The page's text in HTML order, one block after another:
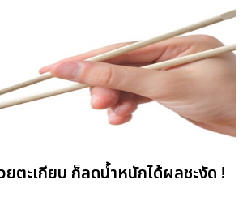
ตะเกียบ ก็ลดน้ำหนักได้ผลชะงัด !